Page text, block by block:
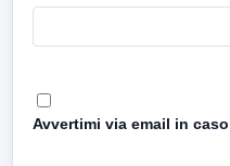
Avvertimi via email in